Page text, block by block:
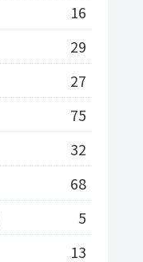
16
29
27
75
32
68
5
13